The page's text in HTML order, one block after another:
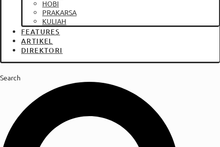
HOBI
PRAKARSA
KULIAH
FEATURES
ARTIKEL
DIREKTORI
Search